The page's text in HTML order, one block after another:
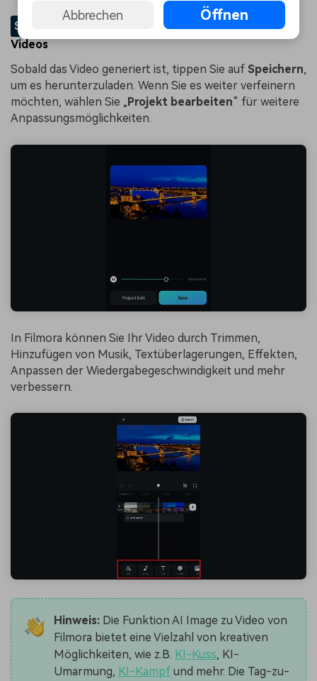
SCHRITT 3
Speichern oder bearbeiten Ihres
Videos
Sobald das Video generiert ist, tippen Sie auf Speichern,
um es herunterzuladen. Wenn Sie es weiter verfeinern
möchten, wählen Sie „ Projekt bearbeiten“ für weitere
Anpassungsmöglichkeiten.
In Filmora können Sie Ihr Video durch Trimmen,
Hinzufügen von Musik, Textüberlagerungen, Effekten,
Anpassen der Wiedergabegeschwindigkeit und mehr
verbessern.
Hinweis:Die Funktion AI Image zu Video von
Filmora bietet eine Vielzahl von kreativen
Möglichkeiten, wie z.B. KI-Kuss, KI-
Umarmung, KI-Kampfund mehr. Die Tag-zu-
Abbrechen Öffnen